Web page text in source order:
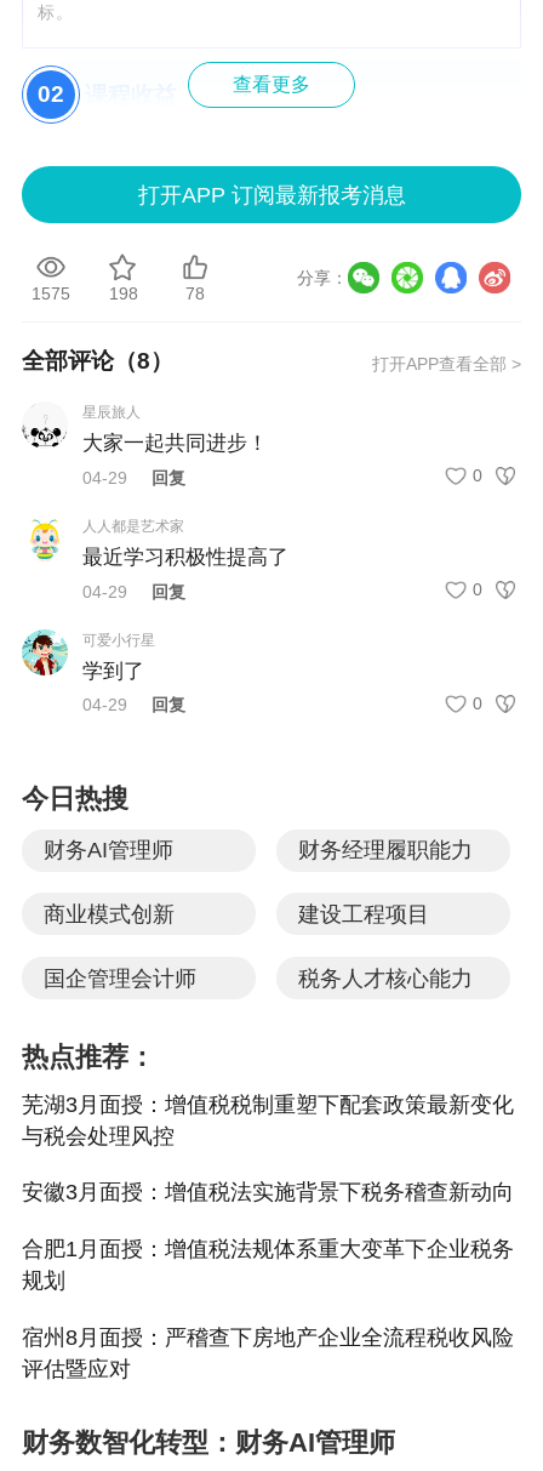
标。
02
降低稽查概率。
解码增值税法核心变化，剖析无偿转让、开票经济等12
类高危交易风险与应对策略。
与申报表数据不匹配等痛点。
提升税企沟通能力，掌握稽查应对技巧，增强税务规划
与危机处理能力。
了解如何有效管控日常业务及通过制度详细的《涉税业
务计划书》管控税务风险。
相关说明
【培训地点】合肥市区（详情请咨询课程顾问）
训、资料及午餐费用）
查看更多
打开APP 订阅最新报考消息
1575 198 78
分享：
全部评论（8） 打开APP查看全部 >
星辰旅人
大家一起共同进步！
04-29 回复 0
人人都是艺术家
最近学习积极性提高了
04-29 回复 0
可爱小行星
学到了
04-29 回复 0
今日热搜
财务AI管理师 财务经理履职能力
商业模式创新 建设工程项目
国企管理会计师 税务人才核心能力
热点推荐：
芜湖3月面授：增值税税制重塑下配套政策最新变化
与税会处理风控
安徽3月面授：增值税法实施背景下税务稽查新动向
合肥1月面授：增值税法规体系重大变革下企业税务
规划
宿州8月面授：严稽查下房地产企业全流程税收风险
评估暨应对
财务数智化转型：财务AI管理师